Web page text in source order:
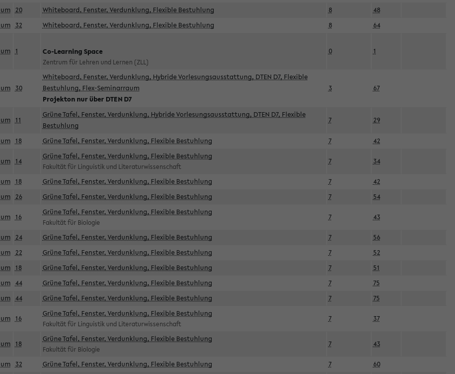
20 Whiteboard, Fenster, Verdunklung, Flexible Bestuhlung 8
48
32 Whiteboard, Fenster, Verdunklung, Flexible Bestuhlung 8 64
1 Co-Learning Space
Zentrum für Lehren und Lernen (ZLL)
0 1
30
Whiteboard, Fenster, Verdunklung, Hybride Vorlesungsausstattung, DTEN D7, Flexible
Bestuhlung, Flex-Seminarraum
Projekton nur über DTEN D7
3 67
11
Grüne Tafel, Fenster, Verdunklung, Hybride Vorlesungsausstattung, DTEN D7, Flexible
Bestuhlung
7 29
18 Grüne Tafel, Fenster, Verdunklung, Flexible Bestuhlung 7 42
14
Grüne Tafel, Fenster, Verdunklung, Flexible Bestuhlung
Fakultät für Linguistik und Literaturwissenschaft
7 34
18 Grüne Tafel, Fenster, Verdunklung, Flexible Bestuhlung 7
42
26 Grüne Tafel, Fenster, Verdunklung, Flexible Bestuhlung 7 54
16
Grüne Tafel, Fenster, Verdunklung, Flexible Bestuhlung
Fakultät für Biologie
7 43
24 Grüne Tafel, Fenster, Verdunklung, Flexible Bestuhlung 7
56
22 Grüne Tafel, Fenster, Verdunklung, Flexible Bestuhlung 7
52
18 Grüne Tafel, Fenster, Verdunklung, Flexible Bestuhlung 7
51
44 Grüne Tafel, Fenster, Verdunklung, Flexible Bestuhlung 7
75
44 Grüne Tafel, Fenster, Verdunklung, Flexible Bestuhlung 7 75
16
Grüne Tafel, Fenster, Verdunklung, Flexible Bestuhlung
Fakultät für Linguistik und Literaturwissenschaft
7 37
18
Grüne Tafel, Fenster, Verdunklung, Flexible Bestuhlung
Fakultät für Biologie
7 43
32 Grüne Tafel, Fenster, Verdunklung, Flexible Bestuhlung 7 60